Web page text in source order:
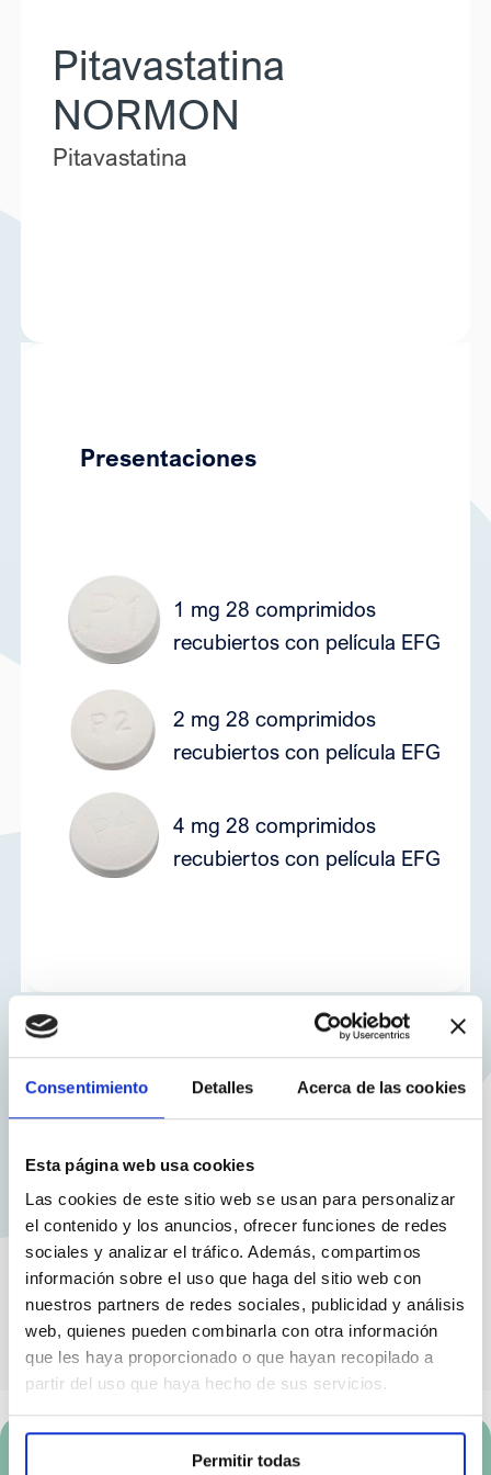
Consentimiento Detalles Acerca de las cookies
Esta página web usa cookies
Las cookies de este sitio web se usan para personalizar
el contenido y los anuncios, ofrecer funciones de redes
sociales y analizar el tráfico. Además, compartimos
información sobre el uso que haga del sitio web con
nuestros partners de redes sociales, publicidad y análisis
web, quienes pueden combinarla con otra información
que les haya proporcionado o que hayan recopilado a
partir del uso que haya hecho de sus servicios.
Permitir todas
Pitavastatina
NORMON
Pitavastatina
Presentaciones
1 mg 28 comprimidos
recubiertos con película EFG
2 mg 28 comprimidos
recubiertos con película EFG
4 mg 28 comprimidos
recubiertos con película EFG